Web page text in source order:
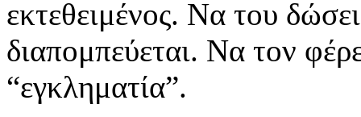
εκτεθειμένος. Να του
διαπομπεύεται. Να τον
“εγκληματία”.